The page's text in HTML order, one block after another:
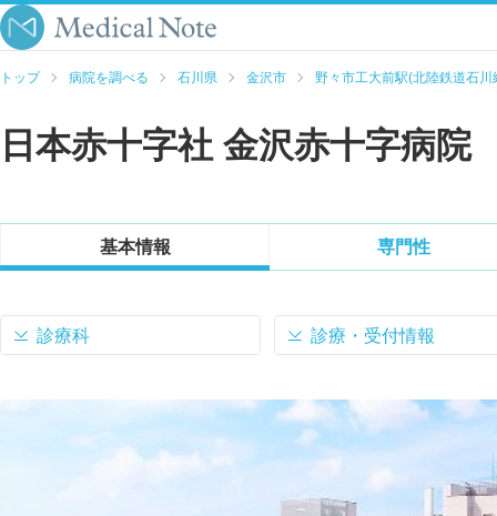
トップ 病院を調べる 石川県 金沢市 野々市工大前駅(北陸鉄道石川
日本赤十字社 金沢赤十字病院
基本情報 専門性
診療科 診療・受付情報